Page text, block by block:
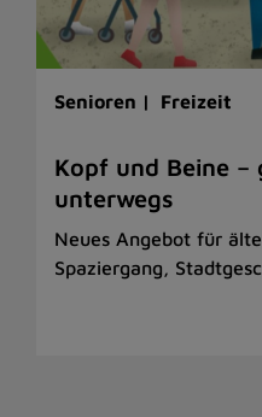
Senioren | Freizeit
Kopf und Beine –
unterwegs
Neues Angebot für
Spaziergang,